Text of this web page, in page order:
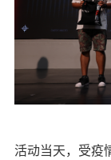
活动当天，受疫